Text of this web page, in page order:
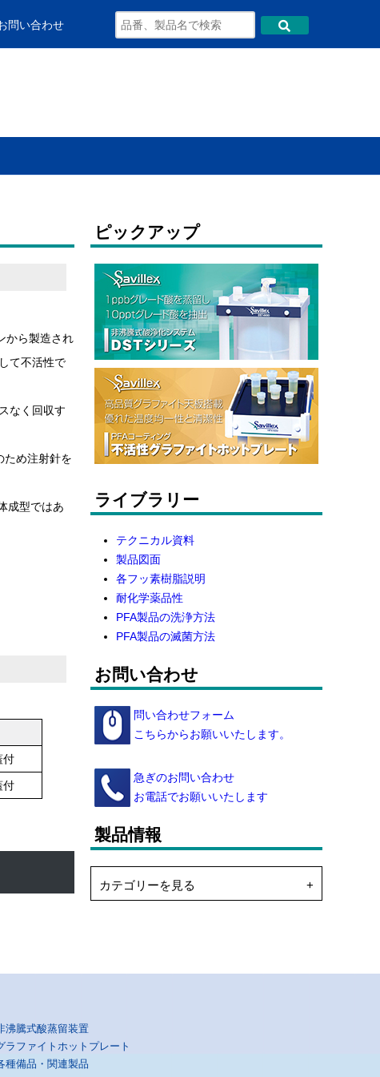
問い合わせ
から製造され
て不活性で
なく回収す
ため注射針を
成型ではあ
付
付
ピックアップ
ライブラリー
テクニカル資料
製品図面
各フッ素樹脂説明
耐化学薬品性
PFA製品の洗浄方法
PFA製品の滅菌方法
お問い合わせ
問い合わせフォーム
こちらからお願いいたします。
急ぎのお問い合わせ
お電話でお願いいたします
製品情報
カテゴリーを見る
沸騰式酸蒸留装置
ラファイトホットプレート
種備品・関連製品